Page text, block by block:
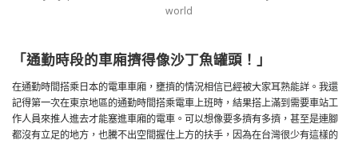
「通勤時段的車廂擠得像沙丁魚罐頭！」
在通勤時間搭乘日本的電車車廂，壅擠的情況相信已經被大家耳熟能詳。我還
記得第一次在東京地區的通勤時間搭乘電車上班時，結果搭上滿到需要車站工
作人員來推人進去才能塞進車廂的電車。可以想像要多擠有多擠，甚至是連腳
都沒有立足的地方，也騰不出空間握住上方的扶手，因為在台灣很少有這樣的